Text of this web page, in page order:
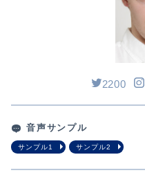
2200
音声サンプル
サンプル1 サンプル2